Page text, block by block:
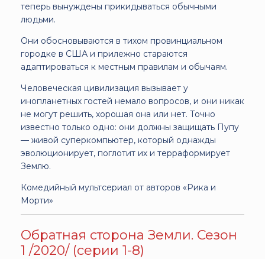
теперь вынуждены прикидываться обычными
людьми.
Они обосновываются в тихом провинциальном
городке в США и прилежно стараются
адаптироваться к местным правилам и обычаям.
Человеческая цивилизация вызывает у
инопланетных гостей немало вопросов, и они никак
не могут решить, хорошая она или нет. Точно
известно только одно: они должны защищать Пупу
— живой суперкомпьютер, который однажды
эволюционирует, поглотит их и терраформирует
Землю.
Комедийный мультсериал от авторов «Рика и
Морти»
Обратная сторона Земли. Сезон
1 /2020/ (серии 1-8)